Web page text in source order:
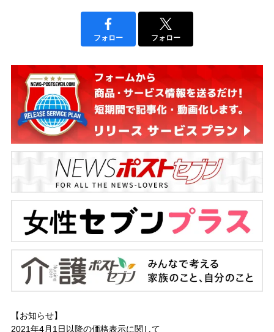
フォロー フォロー
【お知らせ】
2021年4月1日以降の価格表示に関して